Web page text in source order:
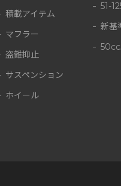
積載アイテム
マフラー
盗難抑止
サスペンション
ホイール
51-
新基